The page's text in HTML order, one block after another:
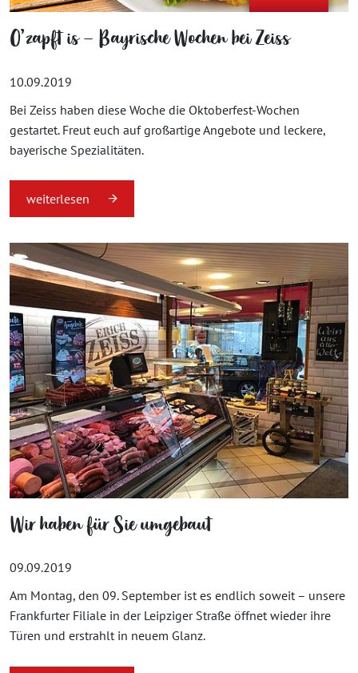
O’zapft is – Bayrische Wochen bei Zeiss
10.09.2019
Bei Zeiss haben diese Woche die Oktoberfest-Wochen
gestartet. Freut euch auf großartige Angebote und leckere,
bayerische Spezialitäten.
weiterlesen
Wir haben für Sie umgebaut
09.09.2019
Am Montag, den 09. September ist es endlich soweit – unsere
Frankfurter Filiale in der Leipziger Straße öffnet wieder ihre
Türen und erstrahlt in neuem Glanz.